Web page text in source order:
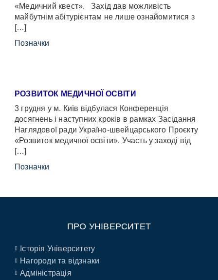
«Медичний квест». Захід дав можливість
майбутнім абітурієнтам не лише ознайомитися з
[…]
Позначки
РОЗВИТОК МЕДИЧНОЇ ОСВІТИ
3 грудня у м. Київ відбулася Конференція
досягнень і наступних кроків в рамках Засідання
Наглядової ради Україно-швейцарського Проєкту
«Розвиток медичної освіти». Участь у заході від
[…]
Позначки
ПРО УНІВЕРСИТЕТ
Історія Університету
Нагороди та відзнаки
Адміністрація